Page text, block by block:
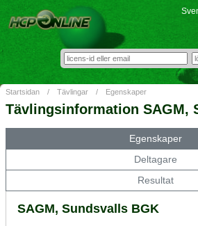
Startsidan / Tävlingar / Egenskaper
Tävlingsinformation SAGM,
Egenskaper
Deltagare
Resultat
SAGM, Sundsvalls BGK